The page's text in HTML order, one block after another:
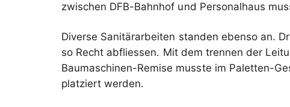
zwischen DFB-Bahnhof und Personalhaus
Diverse Sanitärarbeiten standen ebenso an.
so Recht abfliessen. Mit dem trennen der
Baumaschinen-Remise musste im Paletten-
platziert werden.